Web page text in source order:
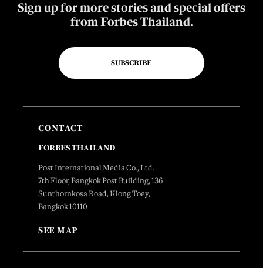
Sign up for more stories and special offers
from Forbes Thailand.
SUBSCRIBE
CONTACT
FORBES THAILAND
Post International Media Co., Ltd.
7th Floor, Bangkok Post Building, 136
Sunthornkosa Road, Klong Toey,
Bangkok 10110
SEE MAP